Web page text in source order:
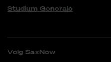
Studium Generale
Volg SaxNow